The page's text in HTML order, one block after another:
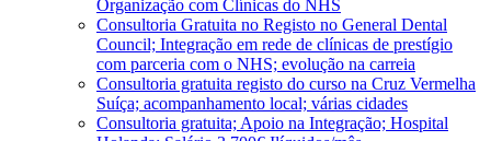
Organização com Clínicas do NHS
Consultoria Gratuita no Registo no General Dental
Council; Integração em rede de clínicas de prestígio
com parceria com o NHS; evolução na carreia
Consultoria gratuita registo do curso na Cruz Vermelha
Suíça; acompanhamento local; várias cidades
Consultoria gratuita; Apoio na Integração; Hospital